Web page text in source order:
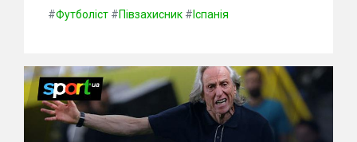
#Футболіст #Півзахисник # Іспанія